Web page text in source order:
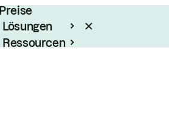
Preise
Lösungen
Ressourcen